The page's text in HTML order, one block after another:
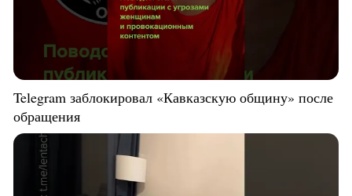
Telegram заблокировал «Кавказскую общину» после
обращения